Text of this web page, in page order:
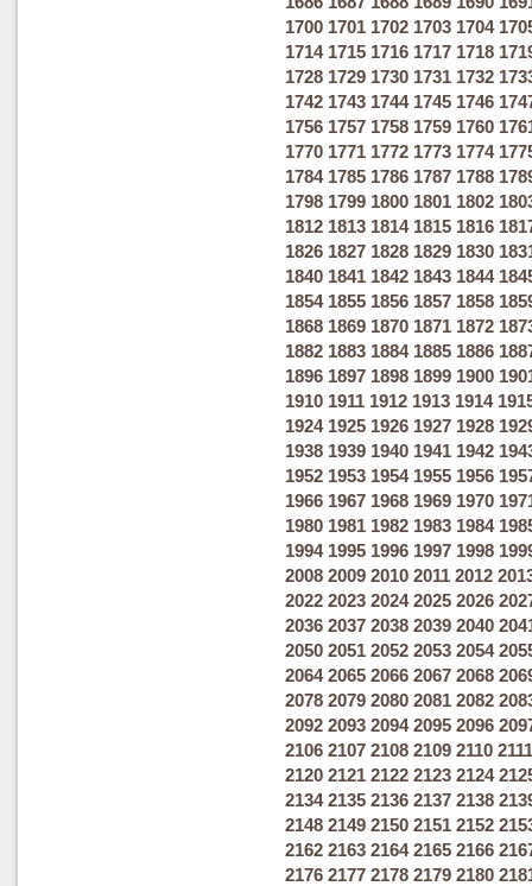
1700 1701 1702 1703 1704
1714 1715 1716 1717 1718
1728 1729 1730 1731 1732
1742 1743 1744 1745 1746
1756 1757 1758 1759 1760
1770 1771 1772 1773 1774
1784 1785 1786 1787 1788
1798 1799 1800 1801 1802
1812 1813 1814 1815 1816
1826 1827 1828 1829 1830
1840 1841 1842 1843 1844
1854 1855 1856 1857 1858
1868 1869 1870 1871 1872
1882 1883 1884 1885 1886
1896 1897 1898 1899 1900
1910 1911 1912 1913 1914
1924 1925 1926 1927 1928
1938 1939 1940 1941 1942
1952 1953 1954 1955 1956
1966 1967 1968 1969 1970
1980 1981 1982 1983 1984
1994 1995 1996 1997 1998
2008 2009 2010 2011 2012
2022 2023 2024 2025 2026
2036 2037 2038 2039 2040
2050 2051 2052 2053 2054
2064 2065 2066 2067 2068
2078 2079 2080 2081 2082
2092 2093 2094 2095 2096
2106 2107 2108 2109 2110 2111
2120 2121 2122 2123 2124
2134 2135 2136 2137 2138
2148 2149 2150 2151 2152
2162 2163 2164 2165 2166
2176 2177 2178 2179 2180